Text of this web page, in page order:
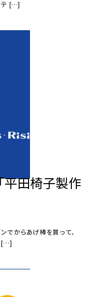
テ […]
田椅子製作
からあげ棒を買って、
[…]